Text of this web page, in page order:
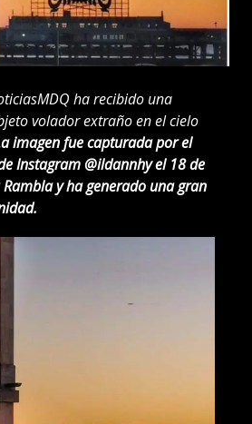
ha recibido una
volador extraño en el cielo
imagen fue capturada por el
Instagram @ildannhy el 18 de
y ha generado una gran